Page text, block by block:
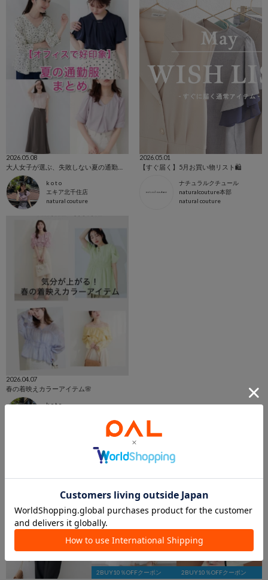
2026.05.08
k o t o
エキア北千住店
natural couture
2026.05.01
【すぐ届く】5月お買い物リスト🛍️
ナチュラルクチュール
naturalcouture本部
natural couture
2026.04.07
春の着映えカラーアイテム🌸
k o t o
2BUY10％OFFクーポン 2BUY10％OFFクーポン